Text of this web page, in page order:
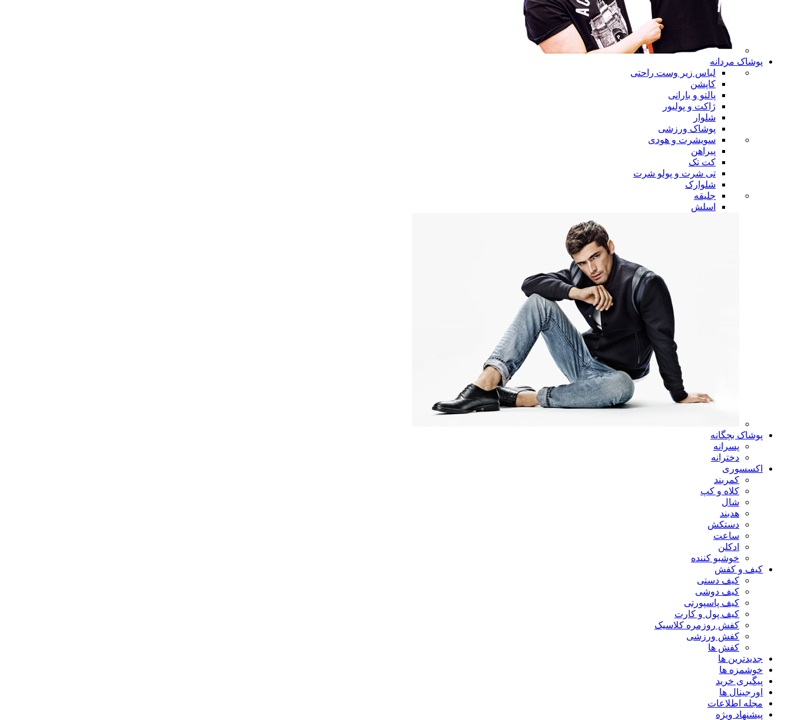
پوشاک مردانه
لباس زیر وست راحتی
کاپشن
پالتو و بارانی
ژاکت و پولیور
شلوار
پوشاک ورزشی
سویشرت و هودی
پیراهن
کت تک
تی شرت و پولو شرت
شلوارک
جلیقه
اسلش
پوشاک بچگانه
پسرانه
دخترانه
اکسسوری
کمربند
کلاه و کپ
شال
هدبند
دستکش
ساعت
ادکلن
خوشبو کننده
کیف و کفش
کیف دستی
کیف دوشی
کیف پاسپورتی
کیف پول و کارت
کفش روزمره کلاسیک
کفش ورزشی
کفش ها
جدیدترین ها
خوشمزه ها
پیگیری خرید
اورجینال ها
مجله اطلاعات
پیشنهاد ویژه